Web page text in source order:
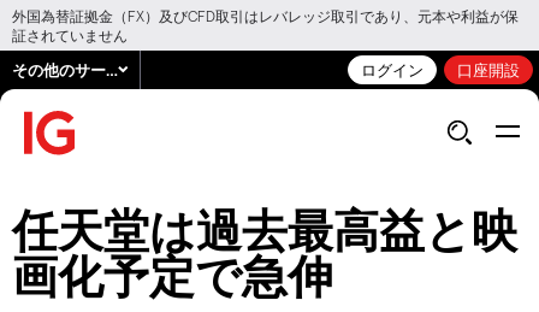
外国為替証拠金（FX）及びCFD取引はレバレッジ取引であり、元本や利益が保
証されていません
その他のサービス ログイン 口座開設
任天堂は過去最高益と映
画化予定で急伸